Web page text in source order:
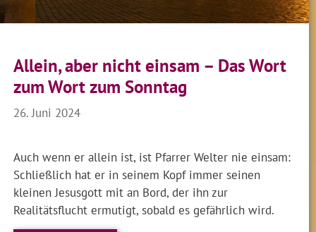
Allein, aber nicht einsam – Das Wort
zum Wort zum Sonntag
26. Juni 2024
Auch wenn er allein ist, ist Pfarrer Welter nie einsam:
Schließlich hat er in seinem Kopf immer seinen
kleinen Jesusgott mit an Bord, der ihn zur
Realitätsflucht ermutigt, sobald es gefährlich wird.